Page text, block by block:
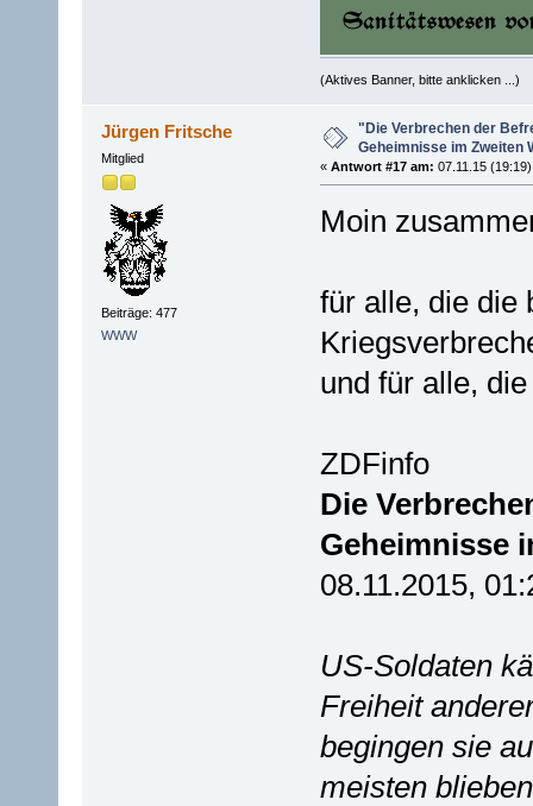
(Aktives Banner, bitte anklicken ...)
Jürgen Fritsche
Mitglied
Beiträge: 477
WWW
"Die Verbrechen der
Geheimnisse im Zweiten
« Antwort #17 am: 07.11.15
Moin
für alle, die die
und für alle,
ZDFinfo
Die
Geheimnisse
08.11.2015,
US-Soldaten
Freiheit
begingen sie
meisten